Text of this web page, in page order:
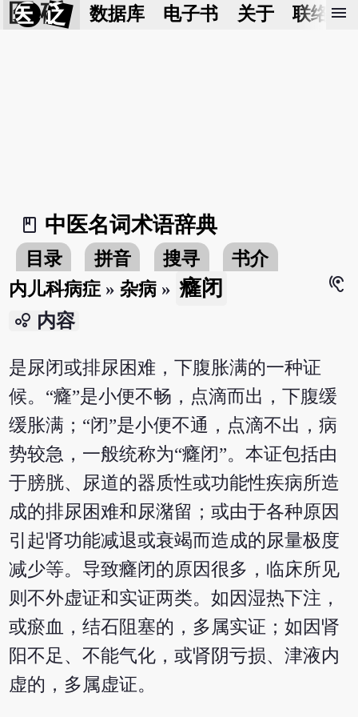
医 砭 数据库 电子书 关于 联络我
menu
book_2
中医名词术语辞典
目录 拼音 搜寻
书介
内儿科病症 »杂病 » 癃闭
hearing
bubble_chart 内容
是尿闭或排尿困难，下腹胀满的一种证
候。“癃”是小便不畅，点滴而出，下腹缓
缓胀满；“闭”是小便不通，点滴不出，病
势较急，一般统称为“癃闭”。本证包括由
于膀胱、尿道的器质性或功能性疾病所造
成的排尿困难和尿潴留；或由于各种原因
引起肾功能减退或衰竭而造成的尿量极度
减少等。导致癃闭的原因很多，临床所见
则不外虚证和实证两类。如因湿热下注，
或瘀血，结石阻塞的，多属实证；如因肾
阳不足、不能气化，或肾阴亏损、津液内
虚的，多属虚证。